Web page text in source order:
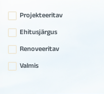
Projekteeritav
Ehitusjärgus
Renoveeritav
Valmis